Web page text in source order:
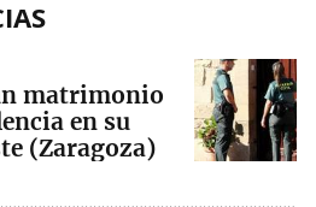
matrimonio
en su
(Zaragoza)